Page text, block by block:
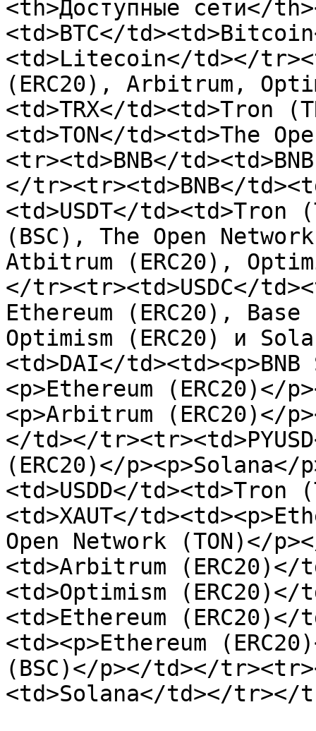
<th>Доступные сети</
<td>BTC</
<td>Litecoin</td></
(ERC20), Arbitrum,
<td>TRX</td><td>Tron
<td>TON</td><td>The
<tr><td>BNB</
</tr><tr><td>BNB</
<td>USDT</td><td>Tron
(BSC), The Open
Atbitrum (ERC20),
</tr><tr><td>USDC</
Ethereum (ERC20),
Optimism (ERC20) и
<td>DAI</
<p>Ethereum (ERC20)</
<p>Arbitrum (ERC20)</
</td></
(ERC20)</
<td>USDD</
<td>XAUT</
Open Network (TON)</
<td>Arbitrum
<td>Optimism
<td>Ethereum
<td><p>Ethereum
(BSC)</p></td></
<td>Solana</td></tr></